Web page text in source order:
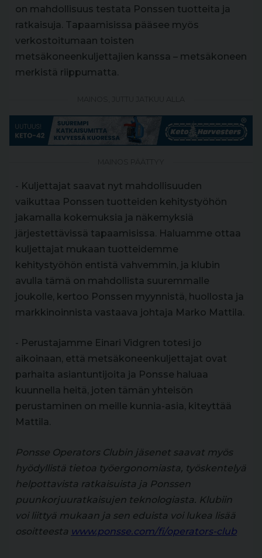
on mahdollisuus testata Ponssen tuotteita ja
ratkaisuja. Tapaamisissa pääsee myös
verkostoitumaan toisten
metsäkoneenkuljettajien kanssa – metsäkoneen
merkistä riippumatta.
- Kuljettajat saavat nyt mahdollisuuden
vaikuttaa Ponssen tuotteiden kehitystyöhön
jakamalla kokemuksia ja näkemyksiä
järjestettävissä tapaamisissa. Haluamme ottaa
kuljettajat mukaan tuotteidemme
kehitystyöhön entistä vahvemmin, ja klubin
avulla tämä on mahdollista suuremmalle
joukolle, kertoo Ponssen myynnistä, huollosta ja
markkinoinnista vastaava johtaja Marko Mattila.
- Perustajamme Einari Vidgren totesi jo
aikoinaan, että metsäkoneenkuljettajat ovat
parhaita asiantuntijoita ja Ponsse haluaa
kuunnella heitä, joten tämän yhteisön
perustaminen on meille kunnia-asia, kiteyttää
Mattila.
Ponsse Operators Clubin jäsenet saavat myös
hyödyllistä tietoa työergonomiasta, työskentelyä
helpottavista ratkaisuista ja Ponssen
puunkorjuuratkaisujen teknologiasta. Klubiin
voi liittyä mukaan ja sen eduista voi lukea lisää
osoitteesta www.ponsse.com/fi/operators-club